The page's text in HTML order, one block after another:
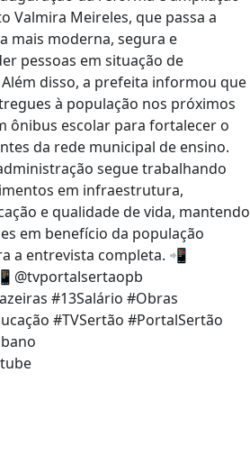
Valmira Meireles, que passa a
mais moderna, segura e
pessoas em situação de
disso, a prefeita informou que
à população nos próximos
ônibus escolar para fortalecer o
da rede municipal de ensino.
segue trabalhando
em infraestrutura,
e qualidade de vida, mantendo
em benefício da população
a entrevista completa. 📲
@tvportalsertaopb
#13Salário #Obras
#TVSertão #PortalSertão